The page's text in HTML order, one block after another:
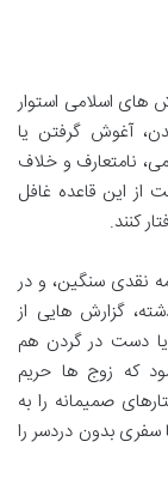
های اسلامی استوار
آغوش گرفتن یا
نامتعارف و خلاف
این قاعده غافل
کنند.
نقدی سنگین، و در
گزارش هایی از
یا دست در گردن هم
که زوج ها حریم
صمیمانه را به
بدون دردسر را